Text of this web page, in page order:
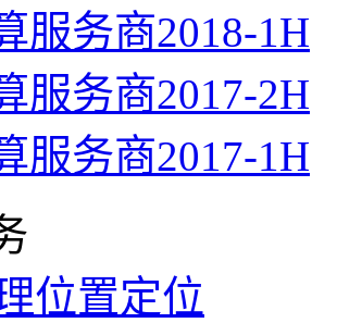
服务商2018-1H
服务商2017-2H
服务商2017-1H
位置定位